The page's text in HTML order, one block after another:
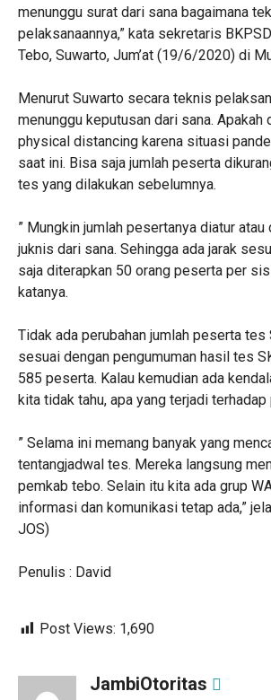
menunggu surat dari sana bagaimana
pelaksanaannya,” kata sekretaris
Tebo, Suwarto, Jum’at (19/6/2020) di
Menurut Suwarto secara teknis
menunggu keputusan dari sana. Apakah
physical distancing karena situasi
saat ini. Bisa saja jumlah peserta
tes yang dilakukan sebelumnya.
” Mungkin jumlah pesertanya diatur
juknis dari sana. Sehingga ada jarak
saja diterapkan 50 orang peserta per
katanya.
Tidak ada perubahan jumlah peserta tes
sesuai dengan pengumuman hasil tes
585 peserta. Kalau kemudian ada
kita tidak tahu, apa yang terjadi
” Selama ini memang banyak yang
tentangjadwal tes. Mereka langsung
pemkab tebo. Selain itu kita ada grup
informasi dan komunikasi tetap ada,”
JOS)
Penulis : David
Post Views: 1,690
JambiOtoritas